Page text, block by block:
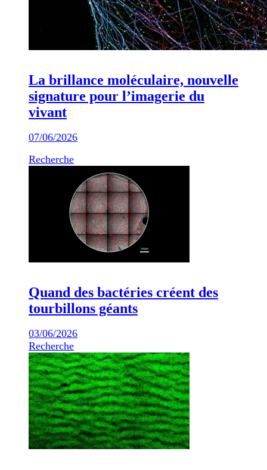
La brillance moléculaire, nouvelle
signature pour l’imagerie du
vivant
07/06/2026
Recherche
Quand des bactéries créent des
tourbillons géants
03/06/2026
Recherche